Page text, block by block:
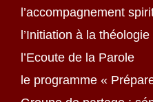
l’accompagnement
l’Initiation à la théologie
l’Ecoute de la Parole
le programme «